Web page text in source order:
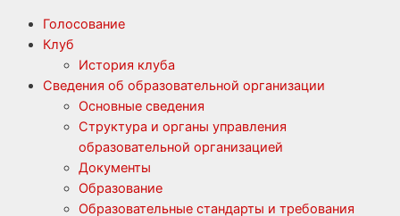
Голосование
Клуб
История клуба
Сведения об образовательной организации
Основные сведения
Структура и органы управления
образовательной организацией
Документы
Образование
Образовательные стандарты и требования